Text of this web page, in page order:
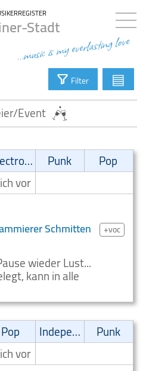
Stadt
...music is my everlasting love
Filter ▤
Event
Electronic Punk
Pop
vor
Schmitten
+voc
wieder Lust...
kann in alle
Pop Independent
Punk
vor